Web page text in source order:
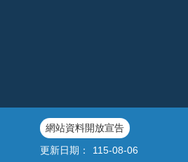
網站資料開放宣告
更新日期：
115-08-06